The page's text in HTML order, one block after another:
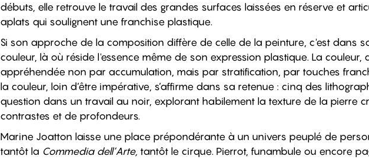
débuts, elle retrouve le travail des grandes surfaces laissées en réserve et
aplats qui soulignent une franchise plastique.
Si son approche de la composition diffère de celle de la peinture, c'est dans
couleur, là où réside l'essence même de son expression plastique. La couleur,
appréhendée non par accumulation, mais par stratification, par touches
la couleur, loin d’être impérative, s’affirme dans sa retenue : cinq des
question dans un travail au noir, explorant habilement la texture de la pierre
contrastes et de profondeurs.
Marine Joatton laisse une place prépondérante à un univers peuplé de
tantôt la Commedia dell’Arte, tantôt le cirque. Pierrot, funambule ou encore